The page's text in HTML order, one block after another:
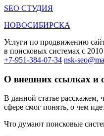
SEO СТУДИЯ
НОВОСИБИРСКА
Услуги по продвижению
в поисковых системах c 2010
+7-951-384-07-34 nsk-
О внешних ссылках и
В данной статье расскажем,
сфере смог понять, о чем
Что думают поисковые